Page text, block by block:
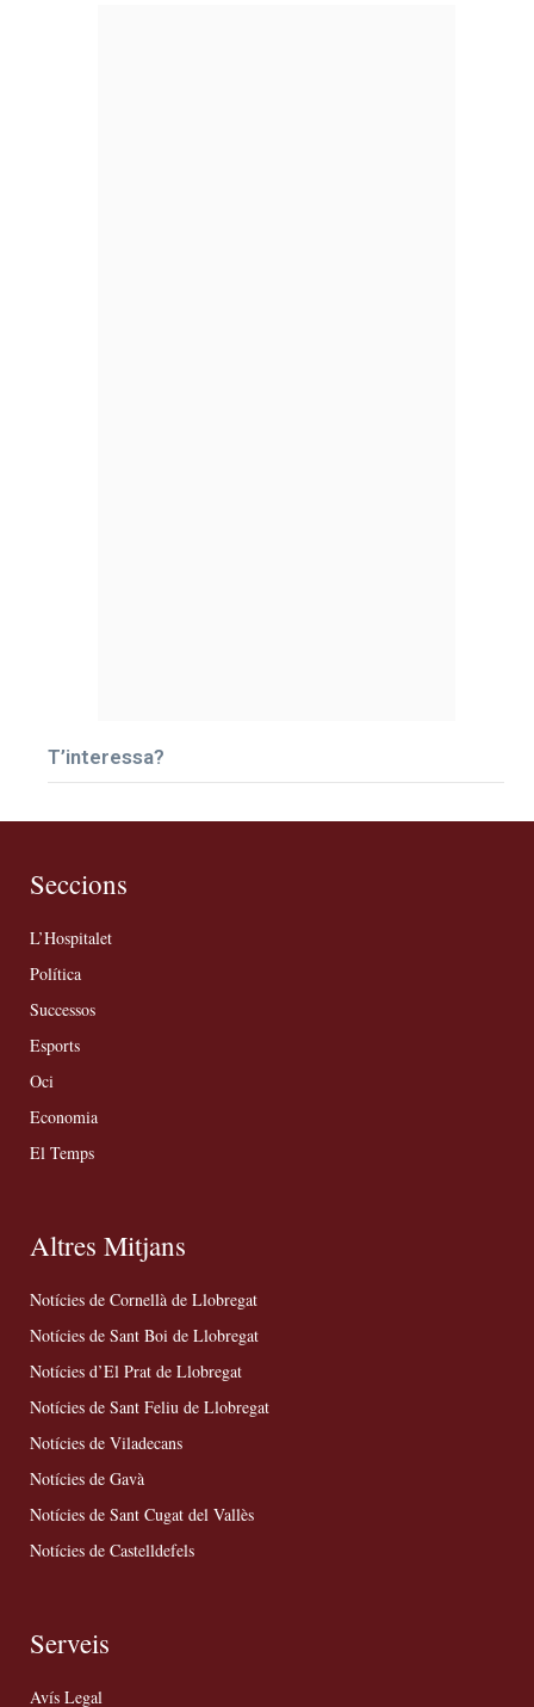
T’interessa?
Seccions
L’Hospitalet
Política
Successos
Esports
Oci
Economia
El Temps
Altres Mitjans
Notícies de Cornellà de Llobregat
Notícies de Sant Boi de Llobregat
Notícies d’El Prat de Llobregat
Notícies de Sant Feliu de Llobregat
Notícies de Viladecans
Notícies de Gavà
Notícies de Sant Cugat del Vallès
Notícies de Castelldefels
Serveis
Avís Legal